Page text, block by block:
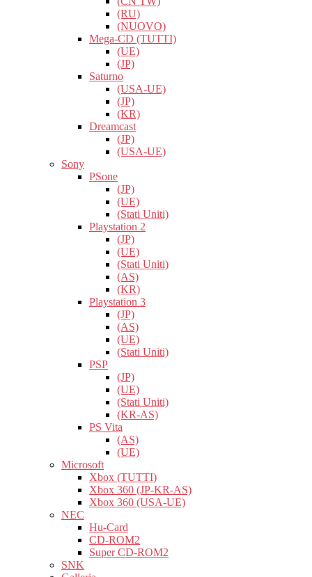
(RU)
(NUOVO)
Mega-CD (TUTTI)
(UE)
(JP)
Saturno
(USA-UE)
(JP)
(KR)
Dreamcast
(JP)
(USA-UE)
Sony
PSone
(JP)
(UE)
(Stati Uniti)
Playstation 2
(JP)
(UE)
(Stati Uniti)
(AS)
(KR)
Playstation 3
(JP)
(AS)
(UE)
(Stati Uniti)
PSP
(JP)
(UE)
(Stati Uniti)
(KR-AS)
PS Vita
(AS)
(UE)
Microsoft
Xbox (TUTTI)
Xbox 360 (JP-KR-AS)
Xbox 360 (USA-UE)
NEC
Hu-Card
CD-ROM2
Super CD-ROM2
SNK